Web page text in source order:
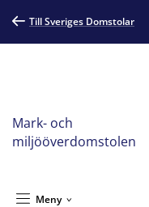
Till Sveriges Domstolar
Mark- och
miljööverdomstolen
Meny